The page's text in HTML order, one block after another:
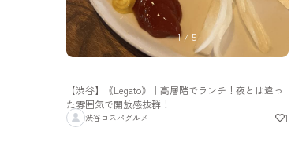
1/ 5
【渋谷】｟Legato｠｜高層階でランチ！夜とは違っ
た雰囲気で開放感抜群！
渋谷コスパグルメ 1